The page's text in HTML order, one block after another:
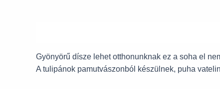
Gyönyörű dísze lehet otthonunknak ez a soha el
A tulipánok pamutvászonból készülnek, puha